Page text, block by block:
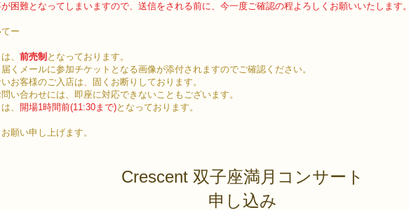
困難となってしまいますので、送信をされる前に、今一度ご確認の程よろしくお願いいたします。
ー
、 前売制 となっております。
くメールに参加チケットとなる画像が添付されますのでご確認ください。
お客様のご入店は、固くお断りしております。
い合わせには、即座に対応できないこともございます。
、 開場1時間前(11:30まで)となっております。
願い申し上げます。
Crescent 双子座満月コンサート
​申し込み